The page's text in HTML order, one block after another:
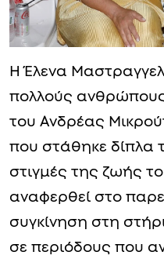
Η Έλενα
πολλούς
του Ανδρέας
που στάθηκε δίπλα
στιγμές της ζωής
αναφερθεί στο
συγκίνηση στη
σε περιόδους που